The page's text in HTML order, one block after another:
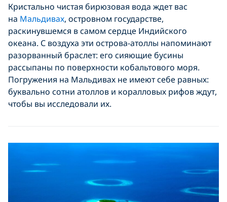
Кристально чистая бирюзовая вода ждет вас
на Мальдивах, островном государстве,
раскинувшемся в самом сердце Индийского
океана. С воздуха эти острова-атоллы напоминают
разорванный браслет: его сияющие бусины
рассыпаны по поверхности кобальтового моря.
Погружения на Мальдивах не имеют себе равных:
буквально сотни атоллов и коралловых рифов ждут,
чтобы вы исследовали их.